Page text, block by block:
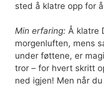
sted å klatre opp for
Min erfaring: Å klatre
morgenluften, mens
under føttene, er
tror – for hvert skritt
ned igjen! Men når